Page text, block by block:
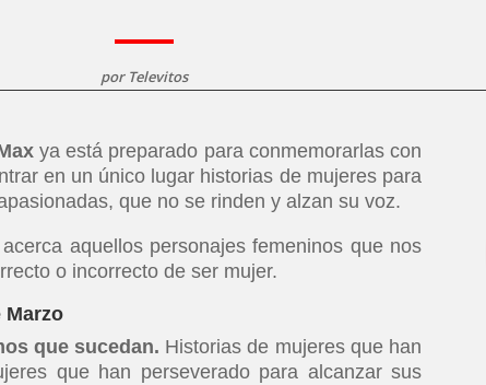
por Televitos
ya está preparado para conmemorarlas con
en un único lugar historias de mujeres para
que no se rinden y alzan su voz.
aquellos personajes femeninos que nos
o incorrecto de ser mujer.
Marzo
que sucedan. Historias de mujeres que han
que han perseverado para alcanzar sus